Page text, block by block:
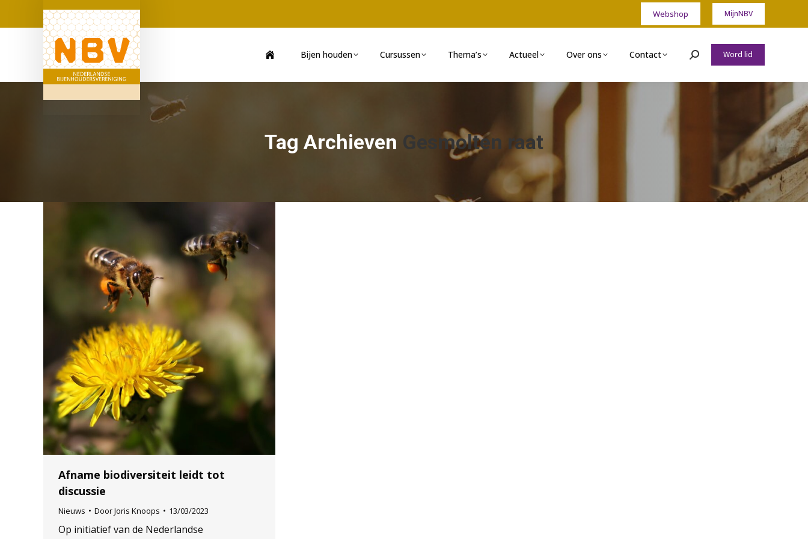
Webshop MijnNBV
Bijen houden Cursussen Thema’s Actueel Over ons Contact Zoeken:Word lid
Tag Archieven Gesmolten raat
Afname biodiversiteit leidt tot
discussie
Nieuws DoorJoris Knoops 13/03/2023
Op initiatief van de Nederlandse